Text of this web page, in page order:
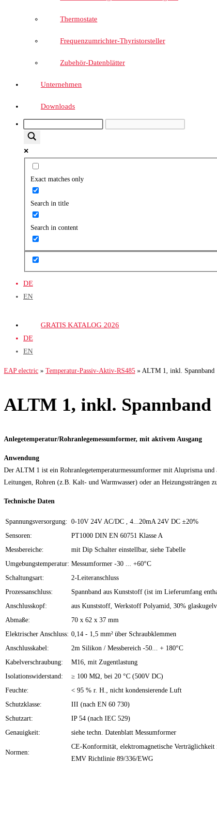
Thermostate
Frequenzumrichter-Thyristorsteller
Zubehör-Datenblätter
Unternehmen
Downloads
Exact matches only
Search in title
Search in content
DE
EN
GRATIS KATALOG 2026
DE
EN
EAP electric » Temperatur-Passiv-Aktiv-RS485 » ALTM 1, inkl. Spannband
ALTM 1, inkl. Spannband
Anlegetemperatur/Rohranlegemessumformer, mit aktivem Ausgang
Anwendung
Der ALTM 1 ist ein Rohranlegetemperaturmessumformer mit Aluprisma und
Leitungen, Rohren (z.B. Kalt- und Warmwasser) oder an Heizungssträngen
Technische Daten
Spannungsversorgung: 0-10V 24V AC/DC , 4...20mA 24V DC ±20%
Sensoren:
PT1000 DIN EN 60751 Klasse A
Messbereiche:
mit Dip Schalter einstellbar, siehe Tabelle
Umgebungstemperatur: Messumformer -30 ... +60°C
Schaltungsart:
2-Leiteranschluss
Prozessanschluss:
Spannband aus Kunststoff (ist im Lieferumfang
Anschlusskopf:
aus Kunststoff, Werkstoff Polyamid, 30%
Abmaße:
70 x 62 x 37 mm
Elektrischer Anschluss: 0,14 - 1,5 mm² über Schraubklemmen
Anschlusskabel:
2m Silikon / Messbereich -50... + 180°C
Kabelverschraubung:
M16, mit Zugentlastung
Isolationswiderstand:
≥ 100 MΩ, bei 20 °C (500V DC)
Feuchte:
< 95 % r. H., nicht kondensierende Luft
Schutzklasse:
III (nach EN 60 730)
Schutzart:
IP 54 (nach IEC 529)
Genauigkeit:
siehe techn. Datenblatt Messumformer
Normen:
CE-Konformität, elektromagnetische
EMV Richtlinie 89/336/EWG